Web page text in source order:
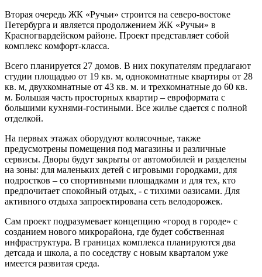
Вторая очередь ЖК «Ручьи» строится на северо-востоке
Петербурга и является продолжением ЖК «Ручьи» в
Красногвардейском районе. Проект представляет собой
комплекс комфорт-класса.
Всего планируется 27 домов. В них покупателям предлагают
студии площадью от 19 кв. м, однокомнатные квартиры от 28
кв. м, двухкомнатные от 43 кв. м. и трехкомнатные до 60 кв.
м. Большая часть просторных квартир – евроформата с
большими кухнями-гостиными. Все жилье сдается с полной
отделкой.
На первых этажах оборудуют колясочные, также
предусмотрены помещения под магазины и различные
сервисы. Дворы будут закрыты от автомобилей и разделены
на зоны: для маленьких детей с игровыми городками, для
подростков – со спортивными площадками и для тех, кто
предпочитает спокойный отдых, - с тихими оазисами. Для
активного отдыха запроектирована сеть велодорожек.
Сам проект подразумевает концепцию «город в городе» с
созданием нового микрорайона, где будет собственная
инфраструктура. В границах комплекса планируются два
детсада и школа, а по соседству с новым кварталом уже
имеется развитая среда.